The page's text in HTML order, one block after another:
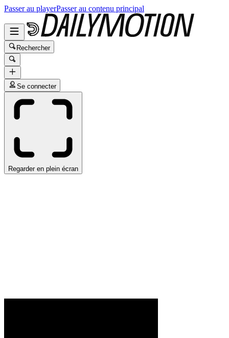
Passer au playerPasser au contenu principal
Rechercher
Se connecter
Regarder en plein écran